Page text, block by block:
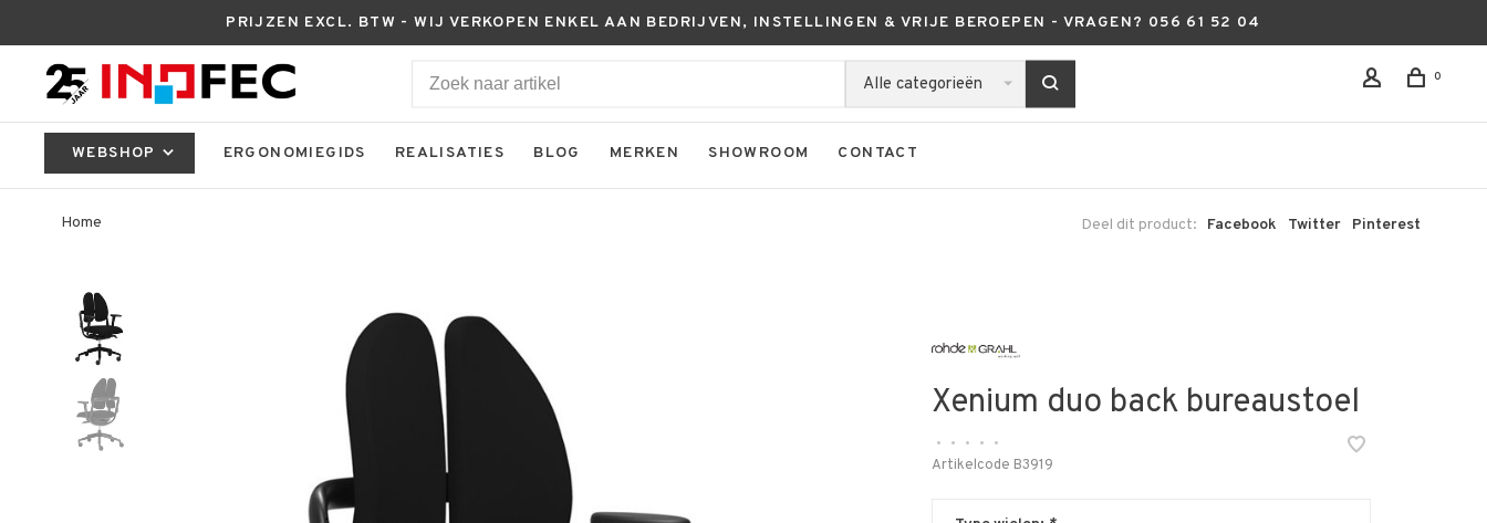
PRIJZEN EXCL. BTW - WIJ VERKOPEN ENKEL AAN BEDRIJVEN, INSTELLINGEN & VRIJE BEROEPEN - VRAGEN? 056 61 52 04
Alle categorieën 0
WEBSHOP ERGONOMIEGIDS REALISATIES BLOG MERKEN SHOWROOM CONTACT
Home Deel dit product: Facebook Twitter Pinterest
Xenium duo back bureaustoel
• • • •
•
Artikelcode B3919